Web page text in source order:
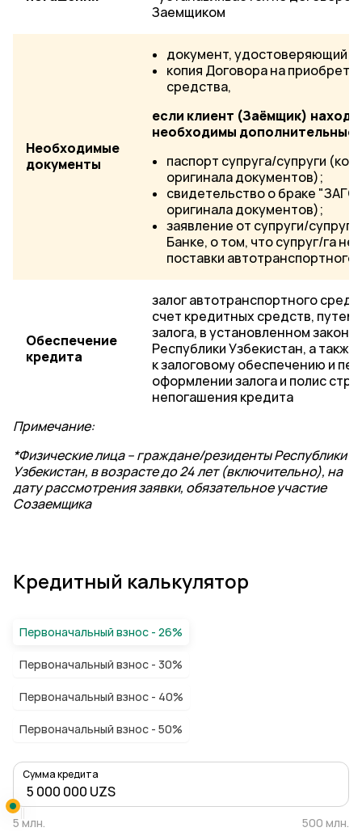
Заемщиком
Необходимые
документы
документ, удостоверяющий
копия Договора на
средства,
если клиент (Заёмщик)
необходимы дополнительные
паспорт супруга/супруги
оригинала документов);
свидетельство о браке
оригинала документов);
заявление от супруги/
Банке, о том, что супруг/га
поставки автотранспортного
Обеспечение
кредита
залог автотранспортного
счет кредитных средств,
залога, в установленном
Республики Узбекистан, а
к залоговому обеспечению и
оформлении залога и полис
непогашения кредита
Примечание:
*Физические лица – граждане/резиденты Республики
Узбекистан, в возрасте до 24 лет (включительно), на
дату рассмотрения заявки, обязательное участие
Созаемщика
Кредитный калькулятор
Первоначальный взнос - 26%
Первоначальный взнос - 30%
Первоначальный взнос - 40%
Первоначальный взнос - 50%
Сумма кредита
5 млн. 500 млн.